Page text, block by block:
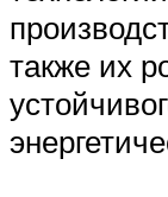
также их